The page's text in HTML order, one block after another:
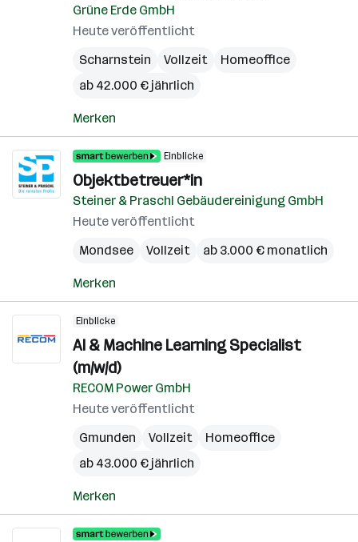
Grüne Erde GmbH
Heute veröffentlicht
Scharnstein
Vollzeit
Homeoffice
ab 42.000 € jährlich
Merken
Einblicke
Objektbetreuer*in
Steiner & Praschl Gebäudereinigung GmbH
Heute veröffentlicht
Mondsee
Vollzeit ab 3.000 € monatlich
Merken
Einblicke
AI & Machine Learning Specialist
(m/w/d)
RECOM Power GmbH
Heute veröffentlicht
Gmunden
Vollzeit
Homeoffice
ab 43.000 € jährlich
Merken